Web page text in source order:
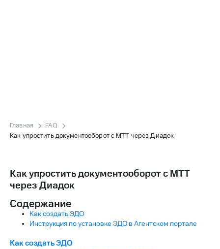
Главная
FAQ
Как упростить документооборот с МТТ через Диадок
Как упростить документооборот с МТТ
через Диадок
Содержание
Как создать ЭДО
Инструкция по установке ЭДО в Агентском портале
Как создать ЭДО